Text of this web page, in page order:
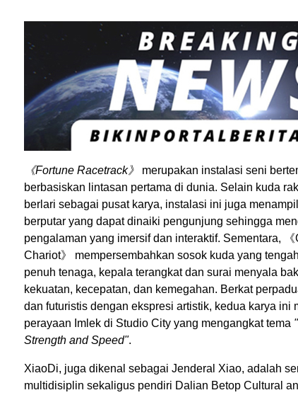
《Fortune Racetrack》
merupakan instalasi seni
berbasiskan lintasan pertama di dunia. Selain kuda
berlari sebagai pusat karya, instalasi ini juga
berputar yang dapat dinaiki pengunjung sehingga
pengalaman yang imersif dan interaktif. Sementara,
Chariot》 mempersembahkan sosok kuda yang
penuh tenaga, kepala terangkat dan surai menyala
kekuatan, kecepatan, dan kemegahan. Berkat
dan futuristis dengan ekspresi artistik, kedua karya ini
perayaan Imlek di Studio City yang mengangkat tema
Strength and Speed".
XiaoDi, juga dikenal sebagai Jenderal Xiao, adalah
multidisiplin sekaligus pendiri Dalian Betop Cultural